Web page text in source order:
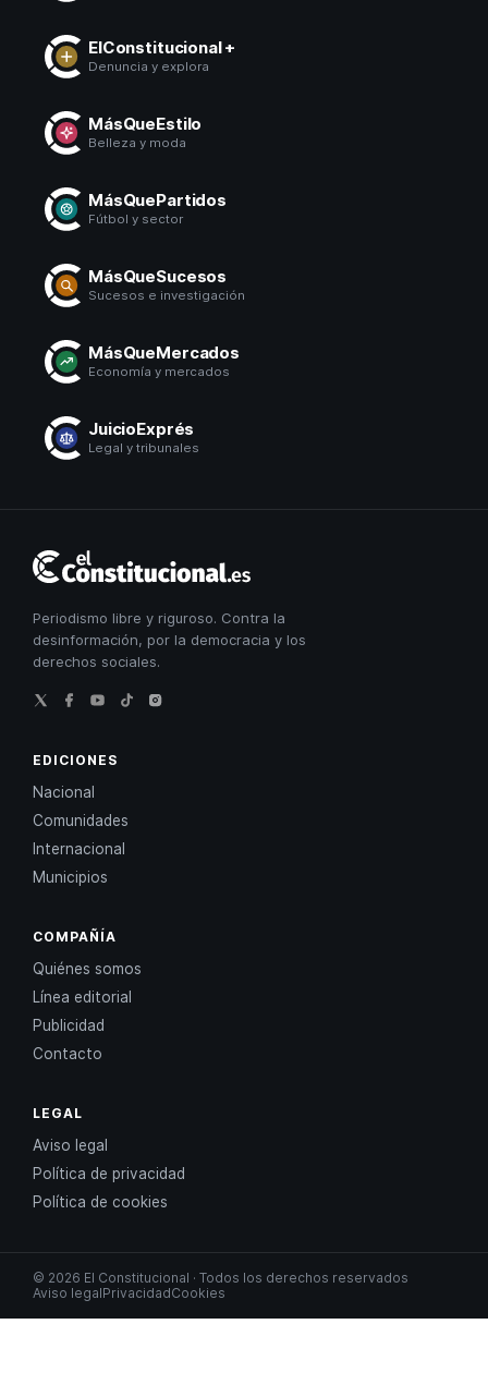
ElConstitucional +
Denuncia y explora
MásQueEstilo
Belleza y moda
MásQuePartidos
Fútbol y sector
MásQueSucesos
Sucesos e investigación
MásQueMercados
Economía y mercados
JuicioExprés
Legal y tribunales
Constitucional
Periodismo libre y riguroso. Contra la
desinformación, por la democracia y los
derechos sociales.
EDICIONES
Nacional
Comunidades
Internacional
Municipios
COMPAÑÍA
Quiénes somos
Línea editorial
Publicidad
Contacto
LEGAL
Aviso legal
Política de privacidad
Política de cookies
© 2026 El Constitucional · Todos los derechos reservados
Aviso legalPrivacidadCookies